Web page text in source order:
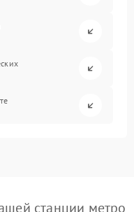
станции метро